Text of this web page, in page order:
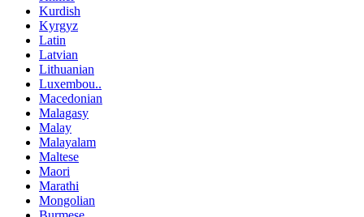
Kurdish
Kyrgyz
Latin
Latvian
Lithuanian
Luxembou..
Macedonian
Malagasy
Malay
Malayalam
Maltese
Maori
Marathi
Mongolian